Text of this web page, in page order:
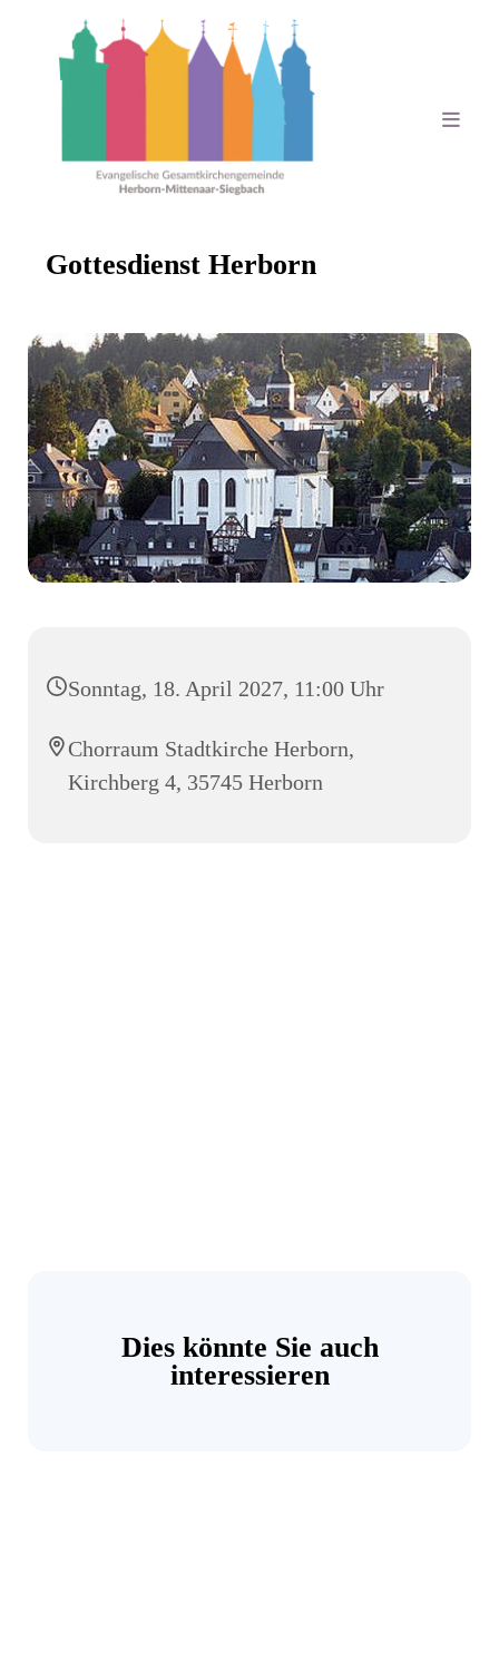
Gottesdienst Herborn
Sonntag, 18. April 2027, 11:00 Uhr
Chorraum Stadtkirche Herborn,
Kirchberg 4, 35745 Herborn
Dies könnte Sie auch
interessieren